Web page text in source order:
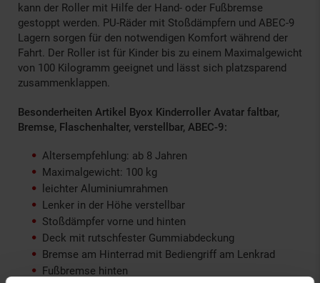
kann der Roller mit Hilfe der Hand- oder Fußbremse
gestoppt werden. PU-Räder mit Stoßdämpfern und ABEC-9
Lagern sorgen für den notwendigen Komfort während der
Fahrt. Der Roller ist für Kinder bis zu einem Maximalgewicht
von 100 Kilogramm geeignet und lässt sich platzsparend
zusammenklappen.
Besonderheiten Artikel Byox Kinderroller Avatar faltbar,
Bremse, Flaschenhalter, verstellbar, ABEC-9:
Altersempfehlung: ab 8 Jahren
Maximalgewicht: 100 kg
leichter Aluminiumrahmen
Lenker in der Höhe verstellbar
Stoßdämpfer vorne und hinten
Deck mit rutschfester Gummiabdeckung
Bremse am Hinterrad mit Bediengriff am Lenkrad
Fußbremse hinten